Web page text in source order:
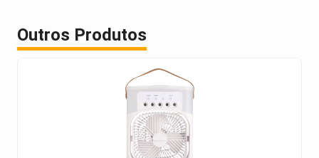
Outros Produtos